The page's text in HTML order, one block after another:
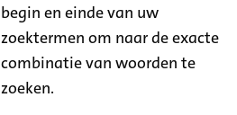
begin en einde van uw
zoektermen om naar de exacte
combinatie van woorden te
zoeken.